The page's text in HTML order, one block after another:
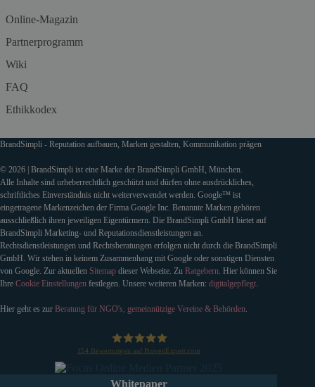
Online-Magazin
Partnerprogramm
Wiki
FAQ
Ethikkodex
BrandSimpli - Reputation aufbauen, Marken gestalten, Kommunikation prägen
© 2026 | BrandSimpli ist eine Marke der BrandSimpli GmbH, München.
Alle Inhalte sind urheberrechtlich geschützt und dürfen ohne ausdrückliches,
schriftliches Einverständnis nicht weiterverwendet werden. Google™ ist
eingetragene Markenzeichen der Firma Google Inc. Benannte Marken gehören
ausschließlich ihren jeweiligen Eigentürmern. Die BrandSimpli GmbH bietet auf
BrandSimpli Marketing- und Reputationsdienstleistungen an.
Rechtsdienstleistungen und Rechtsberatungen erfolgen nicht durch die BrandSimpli
GmbH. Wir stehen in keinem Zusammenhang mit Google oder sonstigen Diensten
von Google. Zur aktuellen Sitemap dieser Webseite. Zu Ratgebern . Hier können Sie
Ihre Cookie Einstellungen festlegen. Unsere weiteren Marken: digitalgepflegt
Hier geht es zur Beratung für NGO's, gemeinnützige Vereine & Behörden
154 Bewertungen auf ProvenExpert.com
Whitepaper